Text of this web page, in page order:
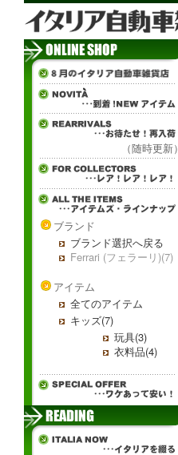
（随時更新）
ブランド
ブランド選択へ戻る
Ferrari (フェラーリ)(7)
アイテム
全てのアイテム
キッズ(7)
玩具(3)
衣料品(4)